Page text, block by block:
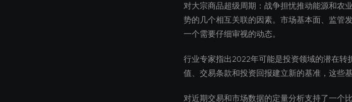
对大宗商品超级周期：战争担忧推动能源和农
势的几个相互关联的因素。市场基本面、监管
一个需要仔细审视的动态。
行业专家指出2022年可能是投资领域的潜在转
值、交易条款和投资回报建立新的基准，这些
对近期交易和市场数据的定量分析支持了一个